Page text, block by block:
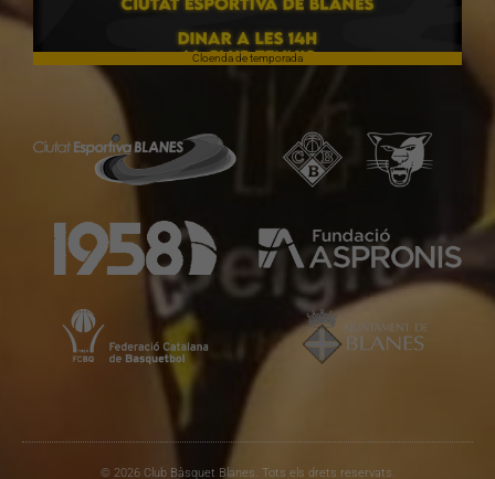
Cloenda de temporada
© 2026 Club Bàsquet Blanes. Tots els drets reservats.